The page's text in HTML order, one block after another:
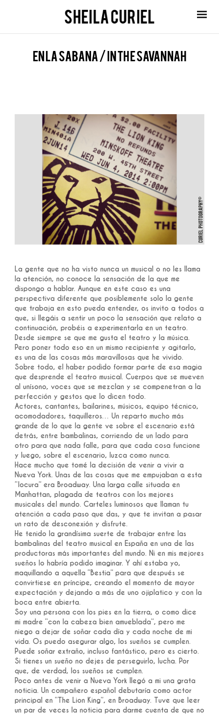
En la Sabana / In the Savannah
La gente que no ha visto nunca un musical o no les llama
la atención, no conoce la sensación de la que me
dispongo a hablar. Aunque en este caso es una
perspectiva diferente que posiblemente solo la gente
que trabaja en esto pueda entender, os invito a todos a
que, si llegáis a sentir un poco la sensación que relato a
continuación, probéis a experimentarla en un teatro.
Desde siempre se que me gusta el teatro y la música.
Pero poner todo eso en un mismo recipiente y agitarlo,
es una de las cosas más maravillosas que he vivido.
Sobre todo, el haber podido formar parte de esa magia
que desprende el teatro musical. Cuerpos que se mueven
al unísono, voces que se mezclan y se compenetran a la
perfección y gestos que lo dicen todo.
Actores, cantantes, bailarines, músicos, equipo técnico,
acomodadores, taquilleros… Un reparto mucho más
grande de lo que la gente ve sobre el escenario está
detrás, entre bambalinas, corriendo de un lado para
otro para que nada falle, para que cada cosa funcione
y luego, sobre el escenario, luzca como nunca.
Hace mucho que tomé la decisión de venir a vivir a
Nueva York. Unas de las cosas que me empujaban a esta
“locura” era Broadway. Una larga calle situada en
Manhattan, plagada de teatros con los mejores
musicales del mundo. Carteles luminosos que llaman tu
atención a cada paso que das, y que te invitan a pasar
un rato de desconexión y disfrute.
He tenido la grandísima suerte de trabajar entre las
bambalinas del teatro musical en España en una de las
productoras más importantes del mundo. Ni en mis mejores
sueños lo habría podido imaginar. Y ahí estaba yo,
maquillando a aquella “Bestia” para que después se
convirtiese en príncipe, creando el momento de mayor
expectación y dejando a más de uno ojiplatico y con la
boca entre abierta.
Soy una persona con los pies en la tierra, o como dice
mi madre “con la cabeza bien amueblada”, pero me
niego a dejar de soñar cada día y cada noche de mi
vida. Os puedo asegurar algo, los sueños se cumplen.
Puede soñar extraño, incluso fantástico, pero es cierto.
Si tienes un sueño no dejes de perseguirlo, lucha. Por
que, de verdad, los sueños se cumplen.
Poco antes de venir a Nueva York llegó a mi una grata
noticia. Un compañero español debutaría como actor
principal en “The Lion King”, en Broadway. Tuve que leer
un par de veces la noticia para darme cuenta de que no